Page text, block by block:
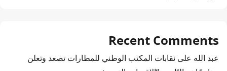
Recent Comments
عبد الله على نقابات المكتب الوطني للمطارات تصعد وتعلن